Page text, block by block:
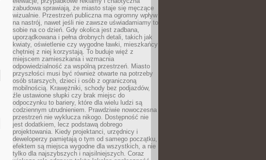
zabudowa sprawiają, że miasto staje się męczące
wizualnie. Przestrzeń publiczna ma ogromny wpływ
na nastrój, nawet jeśli nie zawsze uświadamiamy to
sobie na co dzień. Gdy okolica jest zadbana,
uporządkowana i pełna drobnych detali, takich jak
kwiaty, oświetlenie czy wygodne ławki, mieszkańcy
chętniej z niej korzystają. To buduje więź z
miejscem zamieszkania i wzmacnia
odpowiedzialność za wspólną przestrzeń. Miasto
przyszłości musi być również otwarte na potrzeby
osób starszych, dzieci i osób z ograniczoną
mobilnością. Krawężniki, schody bez podjazdów,
źle ustawione słupki czy brak miejsc do
odpoczynku to bariery, które dla wielu ludzi są
codziennym utrudnieniem. Prawdziwie nowoczesna
przestrzeń nie wyklucza nikogo. Dostępność nie
jest dodatkiem, lecz podstawą dobrego
projektowania. Kiedy projektanci, urzędnicy i
deweloperzy pamiętają o tym od samego początku,
efektem są miejsca wygodne dla wszystkich, a nie
tylko dla najszybszych i najsilniejszych. Coraz